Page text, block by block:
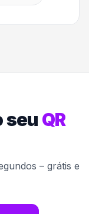
seu QR
– grátis e